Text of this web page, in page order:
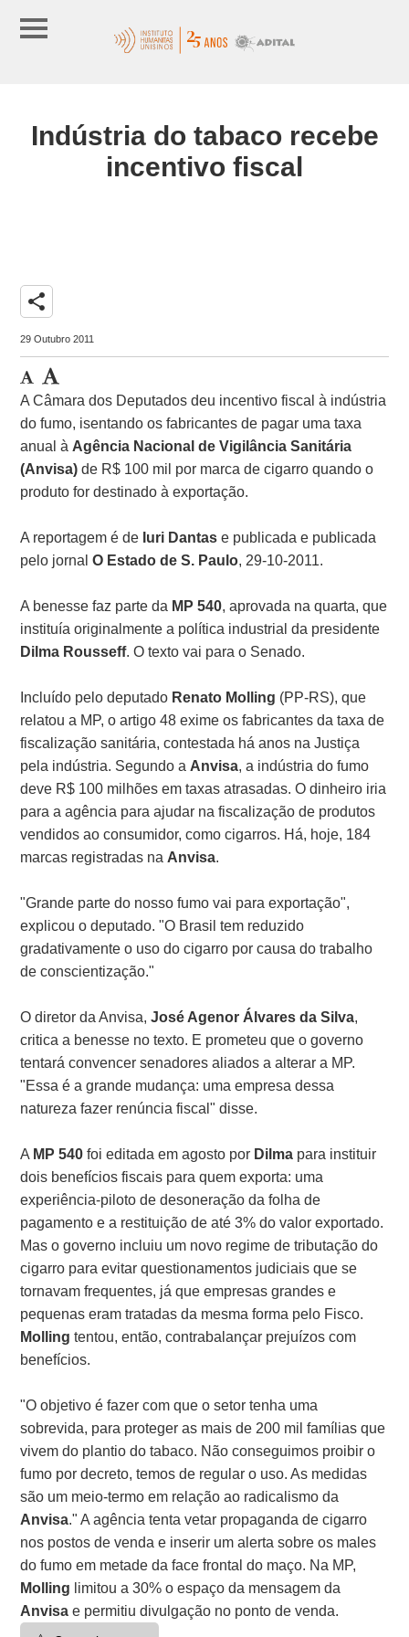
Indústria do tabaco recebe
incentivo fiscal
share
29 Outubro 2011
A Câmara dos Deputados deu incentivo fiscal à indústria
do fumo, isentando os fabricantes de pagar uma taxa
anual à Agência Nacional de Vigilância Sanitária
(Anvisa) de R$ 100 mil por marca de cigarro quando o
produto for destinado à exportação.
A reportagem é de Iuri Dantas e publicada e publicada
pelo jornalO Estado de S. Paulo, 29-10-2011.
A benesse faz parte da MP 540, aprovada na quarta, que
instituía originalmente a política industrial da presidente
Dilma Rousseff. O texto vai para o Senado.
Incluído pelo deputado Renato Molling (PP-RS), que
relatou a MP, o artigo 48 exime os fabricantes da taxa de
fiscalização sanitária, contestada há anos na Justiça
pela indústria. Segundo a Anvisa, a indústria do fumo
deve R$ 100 milhões em taxas atrasadas. O dinheiro iria
para a agência para ajudar na fiscalização de produtos
vendidos ao consumidor, como cigarros. Há, hoje, 184
marcas registradas na Anvisa.
"Grande parte do nosso fumo vai para exportação",
explicou o deputado. "O Brasil tem reduzido
gradativamente o uso do cigarro por causa do trabalho
de conscientização."
O diretor da Anvisa,José Agenor Álvares da Silva,
critica a benesse no texto. E prometeu que o governo
tentará convencer senadores aliados a alterar a MP.
"Essa é a grande mudança: uma empresa dessa
natureza fazer renúncia fiscal" disse.
A MP 540 foi editada em agosto por Dilma para instituir
dois benefícios fiscais para quem exporta: uma
experiência-piloto de desoneração da folha de
pagamento e a restituição de até 3% do valor exportado.
Mas o governo incluiu um novo regime de tributação do
cigarro para evitar questionamentos judiciais que se
tornavam frequentes, já que empresas grandes e
pequenas eram tratadas da mesma forma pelo Fisco.
Mollingtentou, então, contrabalançar prejuízos com
benefícios.
"O objetivo é fazer com que o setor tenha uma
sobrevida, para proteger as mais de 200 mil famílias que
vivem do plantio do tabaco. Não conseguimos proibir o
fumo por decreto, temos de regular o uso. As medidas
são um meio-termo em relação ao radicalismo da
Anvisa." A agência tenta vetar propaganda de cigarro
nos postos de venda e inserir um alerta sobre os males
do fumo em metade da face frontal do maço. Na MP,
Molling limitou a 30% o espaço da mensagem da
Anvisae permitiu divulgação no ponto de venda.